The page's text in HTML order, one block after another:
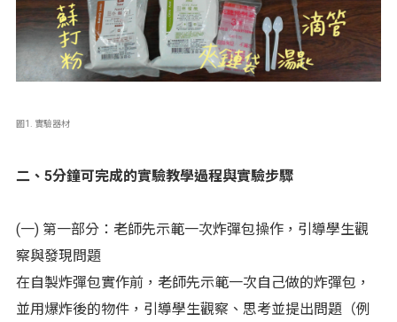
圖1. 實驗器材
二、5分鐘可完成的實驗教學過程與實驗步驟
(一) 第一部分：老師先示範一次炸彈包操作，引導學生觀
察與發現問題
在自製炸彈包實作前，老師先示範一次自己做的炸彈包，
並用爆炸後的物件，引導學生觀察、思考並提出問題（例